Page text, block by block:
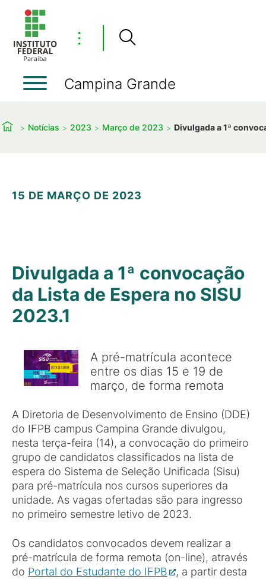
⋮
Campina Grande
Notícias 2023 Março de 2023 Divulgada a 1ª
15 DE MARÇO DE 2023
Divulgada a 1ª convocação
da Lista de Espera no SISU
2023.1
A pré-matrícula acontece
entre os dias 15 e 19 de
março, de forma remota
A Diretoria de Desenvolvimento de Ensino (DDE)
do IFPB campus Campina Grande divulgou,
nesta terça-feira (14), a convocação do primeiro
grupo de candidatos classificados na lista de
espera do Sistema de Seleção Unificada (Sisu)
para pré-matrícula nos cursos superiores da
unidade. As vagas ofertadas são para ingresso
no primeiro semestre letivo de 2023.
Os candidatos convocados devem realizar a
pré-matrícula de forma remota (on-line), através
do Portal do Estudante do IFPB
, a partir desta